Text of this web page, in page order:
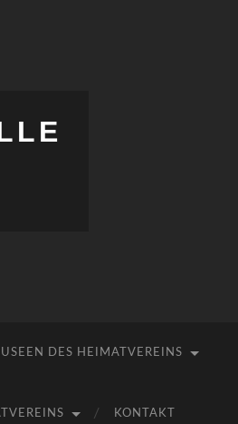
DES HEIMATVEREINS
KONTAKT